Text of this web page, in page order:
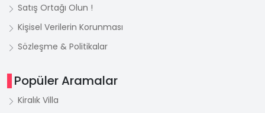
Satış Ortağı Olun !
Kişisel Verilerin Korunması
Sözleşme & Politikalar
Popüler Aramalar
Kiralık Villa